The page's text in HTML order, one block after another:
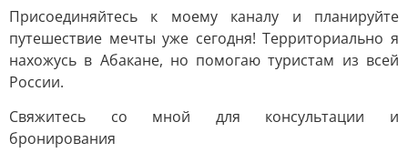
Присоединяйтесь к моему каналу и планируйте
путешествие мечты уже сегодня! Территориально я
нахожусь в Абакане, но помогаю туристам из всей
России.
Свяжитесь со мной для консультации и
бронирования